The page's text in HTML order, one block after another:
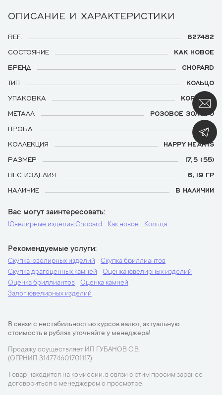
ОПИСАНИЕ И ХАРАКТЕРИСТИКИ
REF.
827482
СОСТОЯНИЕ
КАК НОВОЕ
БРЕНД
CHOPARD
ТИП
КОЛЬЦО
УПАКОВКА
КОРОБКА
МЕТАЛЛ
РОЗОВОЕ ЗОЛОТО
ПРОБА
750
КОЛЛЕКЦИЯ
HAPPY HEARTS
РАЗМЕР
17,5 (55)
ВЕС ИЗДЕЛИЯ
6,19 ГР
НАЛИЧИЕ
В НАЛИЧИИ
Вас могут заинтересовать
Ювелирные изделия Chopard Как новое Кольца
Рекомендуемые услуги
Скупка ювелирных изделий
Скупка бриллиантов
Скупка драгоценных камней
Оценка ювелирных изделий
Оценка бриллиантов
Оценка камней
Залог ювелирных изделий
В связи с нестабильностью курсов валют, актуальную
стоимость в рублях уточняйте у менеджера!
Продажу осуществляет ИП ГУБАНОВ С.В.
(ОГРНИП 314774601701117)
Товар находится на комиссии, в связи с этим просим заранее
договориться с менеджером о просмотре.